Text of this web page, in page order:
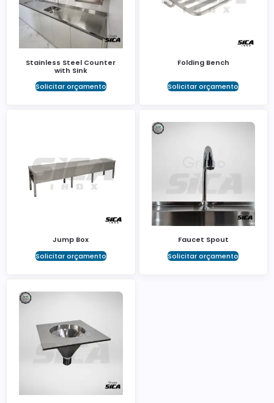
Stainless Steel Counter
with Sink
Solicitar orçamento
Folding Bench
Solicitar orçamento
Jump Box
Solicitar orçamento
Faucet Spout
Solicitar orçamento